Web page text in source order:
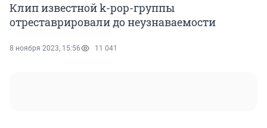
Клип известной k-pop-группы
отреставрировали до неузнаваемости
8 ноября 2023, 15:56 11 041